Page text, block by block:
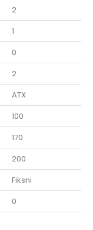
2
1
0
2
ATX
100
170
200
Fiksni
0